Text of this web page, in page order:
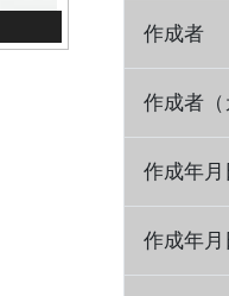
作成者
作成者（
作成年月
作成年月